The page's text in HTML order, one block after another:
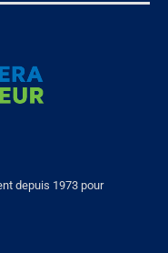
depuis 1973 pour